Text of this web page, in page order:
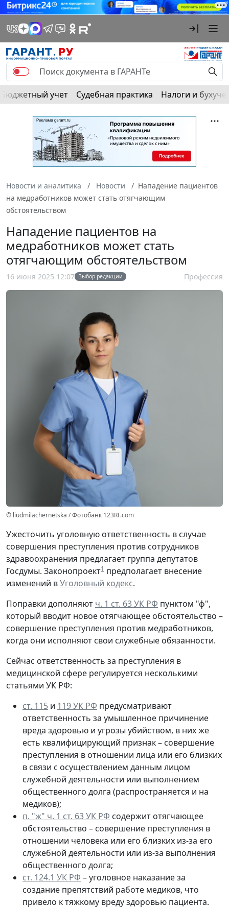
Бюджетный учет Судебная практика Налоги и
Новости и аналитика Новости
Нападение пациентов
на медработников может стать отягчающим
обстоятельством
Нападение пациентов на
медработников может стать
отягчающим обстоятельством
16 июня 2025 12:07 Выбор редакции Профессия
© liudmilachernetska / Фотобанк 123RF.com
Ужесточить уголовную ответственность в случае
совершения преступления против сотрудников
здравоохранения предлагает группа депутатов
Госдумы. Законопроект1 предполагает внесение
изменений вУголовный кодекс.
Поправки дополняют ч. 1 ст. 63 УК РФ пунктом "ф",
который вводит новое отягчающее обстоятельство –
совершение преступления против медработников,
когда они исполняют свои служебные обязанности.
Сейчас ответственность за преступления в
медицинской сфере регулируется несколькими
статьями УК РФ:
ст. 115 и 119 УК РФ предусматривают
ответственность за умышленное причинение
вреда здоровью и угрозы убийством, в них же
есть квалифицирующий признак – совершение
преступления в отношении лица или его близких
в связи с осуществлением данным лицом
служебной деятельности или выполнением
общественного долга (распространяется и на
медиков);
п. "ж" ч. 1 ст. 63 УК РФ содержит отягчающее
обстоятельство – совершение преступления в
отношении человека или его близких из-за его
служебной деятельности или из-за выполнения
общественного долга;
ст. 124.1 УК РФ – уголовное наказание за
создание препятствий работе медиков, что
привело к тяжкому вреду здоровью пациента.